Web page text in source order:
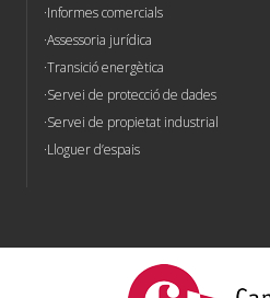
Informes comercials
Assessoria jurídica
Transició energètica
Servei de protecció de dades
Servei de propietat industrial
Lloguer d’espais